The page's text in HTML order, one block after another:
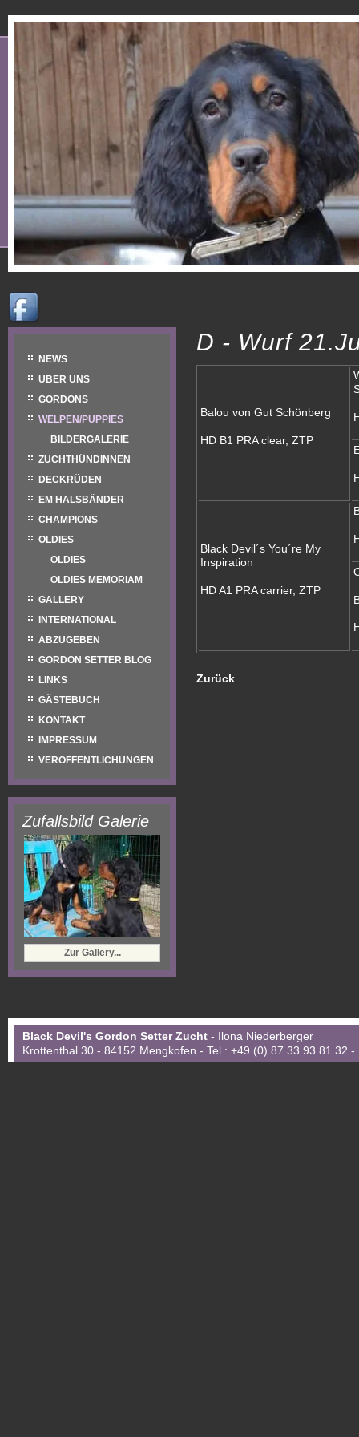
NEWS
ÜBER UNS
GORDONS
WELPEN/PUPPIES
BILDERGALERIE
ZUCHTHÜNDINNEN
DECKRÜDEN
EM HALSBÄNDER
CHAMPIONS
OLDIES
OLDIES
OLDIES MEMORIAM
GALLERY
INTERNATIONAL
ABZUGEBEN
GORDON SETTER BLOG
LINKS
GÄSTEBUCH
KONTAKT
IMPRESSUM
VERÖFFENTLICHUNGEN
Zufallsbild Galerie
Zur Gallery...
D - Wurf
Balou von Gut Schönberg
HD B1 PRA clear, ZTP
Black Devil´s You´re My
Inspiration
HD A1 PRA carrier, ZTP
Zurück
Black Devil's Gordon Setter Zucht - Ilona Niederberger
Krottenthal 30 - 84152 Mengkofen - Tel.: +49 (0) 87 33 93 81 32